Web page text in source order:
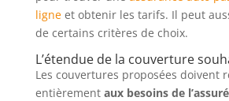
ligneet obtenir les tarifs. Il peut
de certains critères de choix.
L’étendue de la couverture
Les couvertures proposées doivent
entièrement aux besoins de l’assuré